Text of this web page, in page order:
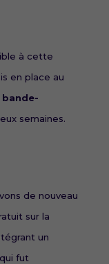
à cette
en place au
bande-
semaines.
de nouveau
sur la
un
fut